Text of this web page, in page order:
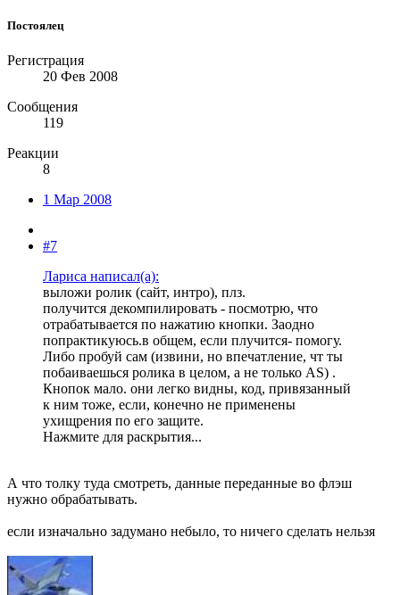
Постоялец
Регистрация
20 Фев 2008
Сообщения
119
Реакции
8
1 Мар 2008
#7
Лариса написал(а):
выложи ролик (сайт, интро), плз.
получится декомпилировать - посмотрю, что
отрабатывается по нажатию кнопки. Заодно
попрактикуюсь.в общем, если плучится- помогу.
Либо пробуй сам (извини, но впечатление, чт ты
побаиваешься ролика в целом, а не только AS) .
Кнопок мало. они легко видны, код, привязанный
к ним тоже, если, конечно не применены
ухищрения по его защите.
Нажмите для раскрытия...
А что толку туда смотреть, данные переданные во флэш
нужно обрабатывать.
если изначально задумано небыло, то ничего сделать нельзя